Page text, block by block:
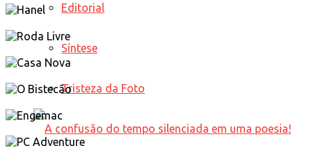
Editorial
Síntese
Tristeza da Foto